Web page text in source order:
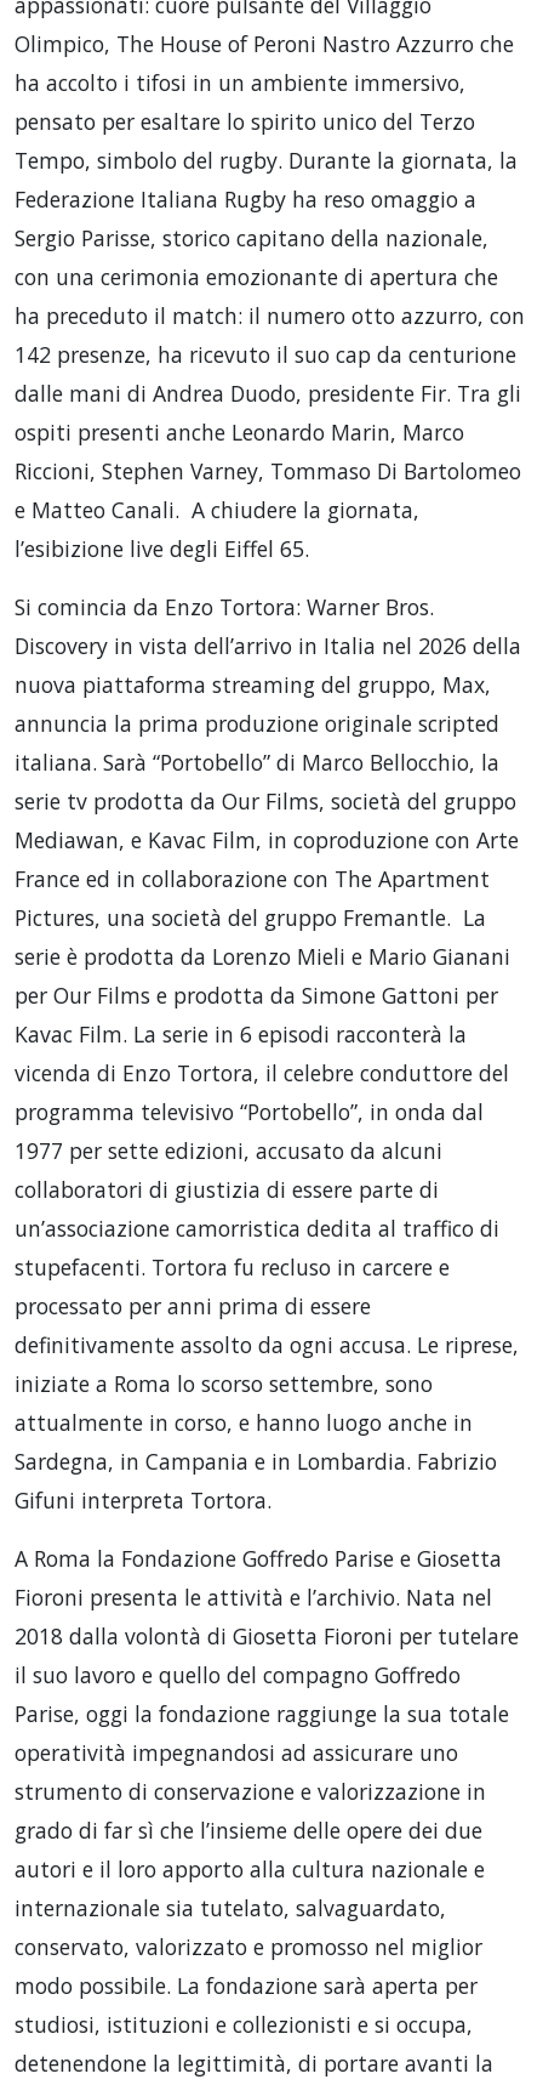
Olimpico, The House of Peroni Nastro Azzurro che
ha accolto i tifosi in un ambiente immersivo,
pensato per esaltare lo spirito unico del Terzo
Tempo, simbolo del rugby. Durante la giornata, la
Federazione Italiana Rugby ha reso omaggio a
Sergio Parisse, storico capitano della nazionale,
con una cerimonia emozionante di apertura che
ha preceduto il match: il numero otto azzurro, con
142 presenze, ha ricevuto il suo cap da centurione
dalle mani di Andrea Duodo, presidente Fir. Tra gli
ospiti presenti anche Leonardo Marin, Marco
Riccioni, Stephen Varney, Tommaso Di Bartolomeo
e Matteo Canali. A chiudere la giornata,
l’esibizione live degli Eiffel 65.
Si comincia da Enzo Tortora: Warner Bros.
Discovery in vista dell’arrivo in Italia nel 2026 della
nuova piattaforma streaming del gruppo, Max,
annuncia la prima produzione originale scripted
italiana. Sarà “Portobello” di Marco Bellocchio, la
serie tv prodotta da Our Films, società del gruppo
Mediawan, e Kavac Film, in coproduzione con Arte
France ed in collaborazione con The Apartment
Pictures, una società del gruppo Fremantle. La
serie è prodotta da Lorenzo Mieli e Mario Gianani
per Our Films e prodotta da Simone Gattoni per
Kavac Film. La serie in 6 episodi racconterà la
vicenda di Enzo Tortora, il celebre conduttore del
programma televisivo “Portobello”, in onda dal
1977 per sette edizioni, accusato da alcuni
collaboratori di giustizia di essere parte di
un’associazione camorristica dedita al traffico di
stupefacenti. Tortora fu recluso in carcere e
processato per anni prima di essere
definitivamente assolto da ogni accusa. Le riprese,
iniziate a Roma lo scorso settembre, sono
attualmente in corso, e hanno luogo anche in
Sardegna, in Campania e in Lombardia. Fabrizio
Gifuni interpreta Tortora.
A Roma la Fondazione Goffredo Parise e Giosetta
Fioroni presenta le attività e l’archivio. Nata nel
2018 dalla volontà di Giosetta Fioroni per tutelare
il suo lavoro e quello del compagno Goffredo
Parise, oggi la fondazione raggiunge la sua totale
operatività impegnandosi ad assicurare uno
strumento di conservazione e valorizzazione in
grado di far sì che l’insieme delle opere dei due
autori e il loro apporto alla cultura nazionale e
internazionale sia tutelato, salvaguardato,
conservato, valorizzato e promosso nel miglior
modo possibile. La fondazione sarà aperta per
studiosi, istituzioni e collezionisti e si occupa,
detenendone la legittimità, di portare avanti la